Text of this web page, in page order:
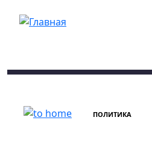
ПОЛИТИКА